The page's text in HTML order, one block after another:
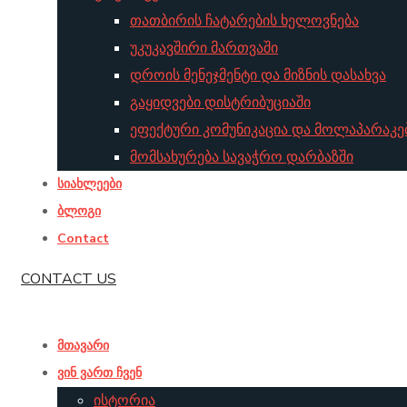
თათბირის ჩატარების ხელოვნება
უკუკავშირი მართვაში
დროის მენეჯმენტი და მიზნის დასახვა
გაყიდვები დისტრიბუციაში
ეფექტური კომუნიკაცია და
მომსახურება სავაჭრო დარბაზში
სიახლეები
ბლოგი
Contact
CONTACT US
მთავარი
ვინ ვართ ჩვენ
ისტორია